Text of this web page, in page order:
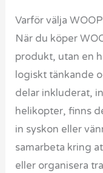
Varför välja
När du köper
produkt, utan en
logiskt tänkande
delar inkluderat,
helikopter, finns
in syskon eller
samarbeta kring
eller organisera